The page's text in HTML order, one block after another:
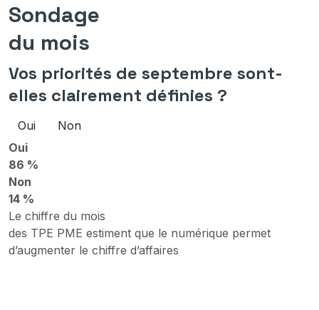
Sondage
du mois
Vos priorités de septembre sont-
elles clairement définies ?
Oui
Non
Oui
86 %
Non
14 %
Le chiffre du mois
des TPE PME estiment que le numérique permet
d’augmenter le chiffre d’affaires